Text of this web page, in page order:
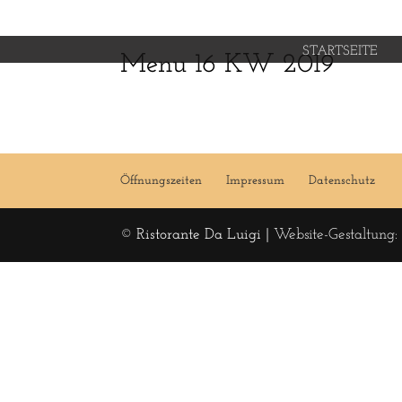
STARTSEITE
Menu 16 KW 2019
Öffnungszeiten Impressum Datenschutz
© Ristorante Da Luigi | Website-